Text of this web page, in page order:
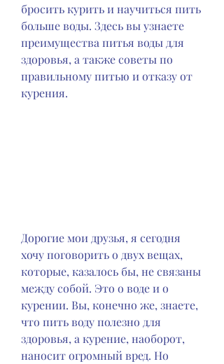
бросить курить и научиться пить
больше воды. Здесь вы узнаете
преимущества питья воды для
здоровья, а также советы по
правильному питью и отказу от
курения.
Дорогие мои друзья, я сегодня
хочу поговорить о двух вещах,
которые, казалось бы, не связаны
между собой. Это о воде и о
курении. Вы, конечно же, знаете,
что пить воду полезно для
здоровья, а курение, наоборот,
наносит огромный вред. Но